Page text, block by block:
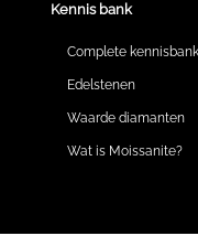
Kennis bank
Complete kennisbank
Edelstenen
Waarde diamanten
Wat is Moissanite?